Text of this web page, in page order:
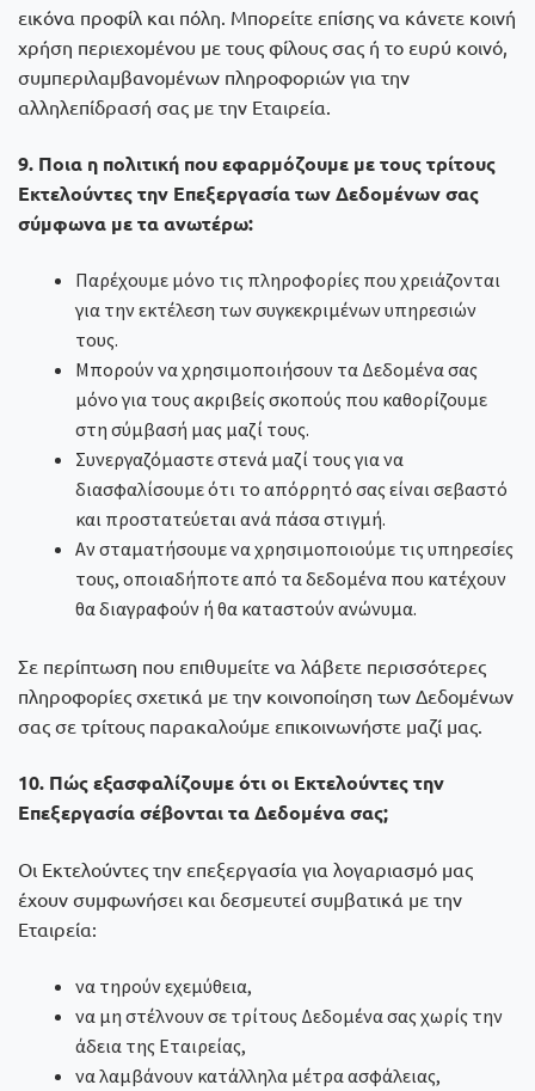
εικόνα προφίλ και πόλη. Μπορείτε επίσης να κάνετε κοινή
χρήση περιεχομένου με τους φίλους σας ή το ευρύ κοινό,
συμπεριλαμβανομένων πληροφοριών για την
αλληλεπίδρασή σας με την Εταιρεία.
9. Ποια η πολιτική που εφαρμόζουμε με τους τρίτους
Εκτελούντες την Επεξεργασία των Δεδομένων σας
σύμφωνα με τα ανωτέρω:
Παρέχουμε μόνο τις πληροφορίες που χρειάζονται
για την εκτέλεση των συγκεκριμένων υπηρεσιών
τους.
Μπορούν να χρησιμοποιήσουν τα Δεδομένα σας
μόνο για τους ακριβείς σκοπούς που καθορίζουμε
στη σύμβασή μας μαζί τους.
Συνεργαζόμαστε στενά μαζί τους για να
διασφαλίσουμε ότι το απόρρητό σας είναι σεβαστό
και προστατεύεται ανά πάσα στιγμή.
Αν σταματήσουμε να χρησιμοποιούμε τις υπηρεσίες
τους, οποιαδήποτε από τα δεδομένα που κατέχουν
θα διαγραφούν ή θα καταστούν ανώνυμα.
Σε περίπτωση που επιθυμείτε να λάβετε περισσότερες
πληροφορίες σχετικά με την κοινοποίηση των Δεδομένων
σας σε τρίτους παρακαλούμε επικοινωνήστε μαζί μας.
10. Πώς εξασφαλίζουμε ότι οι Εκτελούντες την
Επεξεργασία σέβονται τα Δεδομένα σας;
Οι Εκτελούντες την επεξεργασία για λογαριασμό μας
έχουν συμφωνήσει και δεσμευτεί συμβατικά με την
Εταιρεία:
να τηρούν εχεμύθεια,
να μη στέλνουν σε τρίτους Δεδομένα σας χωρίς την
άδεια της Εταιρείας,
να λαμβάνουν κατάλληλα μέτρα ασφάλειας,